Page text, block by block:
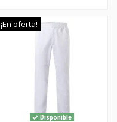
¡En oferta!
Disponible